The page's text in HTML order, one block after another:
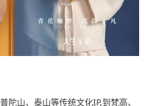
陀山、泰山等传统文化IP,到梵高、